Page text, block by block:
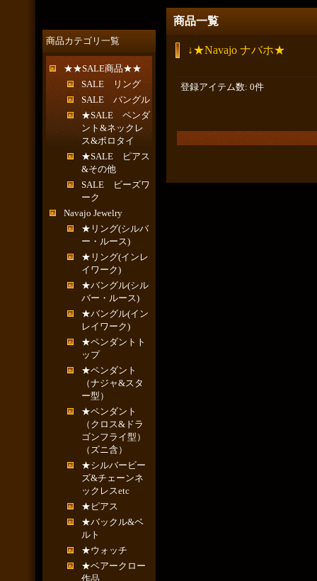
商品カテゴリ一覧
★★SALE商品★★
SALE リング
SALE バングル
★SALE ペンダ
ント&ネックレ
ス&ボロタイ
★SALE ピアス
&その他
SALE ビーズワ
ーク
Navajo Jewelry
★リング(シルバ
ー・ルース)
★リング(インレ
イワーク)
★バングル(シル
バー・ルース)
★バングル(イン
レイワーク)
★ペンダントト
ップ
★ペンダント
（ナジャ&スタ
ー型）
★ペンダント
（クロス&ドラ
ゴンフライ型）
（ズニ含）
★シルバービー
ズ&チェーンネ
ックレスetc
★ピアス
★バックル&ベ
ルト
★ウォッチ
★ベアークロー
作品
商品一覧
↓★Navajo ナバホ★
登録アイテム数: 0件